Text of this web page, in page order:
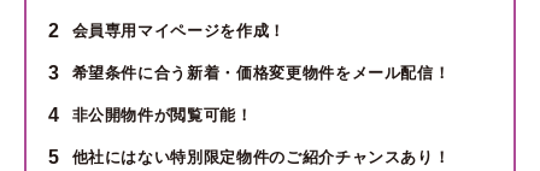
2 会員専用マイページを作成！
3 希望条件に合う新着・価格変更物件をメール配信！
4 非公開物件が閲覧可能！
5 他社にはない特別限定物件のご紹介チャンスあり！